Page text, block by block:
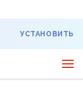
УСТАНОВИТЬ